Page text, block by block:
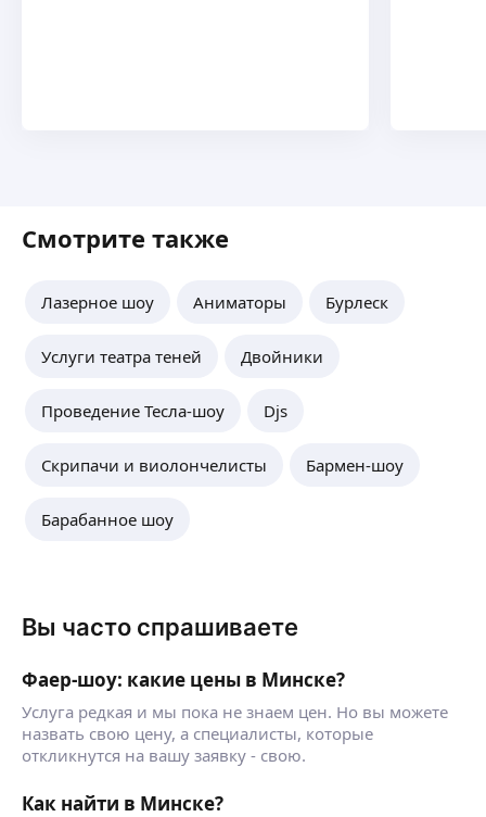
Смотрите также
Лазерное шоу Аниматоры Бурлеск
Услуги театра теней Двойники
Проведение Тесла-шоу Djs
Скрипачи и виолончелисты Бармен-шоу
Барабанное шоу
Вы часто спрашиваете
Фаер-шоу: какие цены в Минске?
Услуга редкая и мы пока не знаем цен. Но вы можете
назвать свою цену, а специалисты, которые
откликнутся на вашу заявку - свою.
Как найти в Минске?